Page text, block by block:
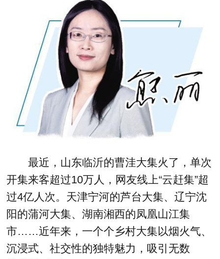
最近，山东临沂的曹洼大集火了，单次
开集来客超过10万人，网友线上“云赶集”超
过4亿人次。天津宁河的芦台大集、辽宁沈
阳的蒲河大集、湖南湘西的凤凰山江集
市……近年来，一个个乡村大集以烟火气、
沉浸式、社交性的独特魅力，吸引无数